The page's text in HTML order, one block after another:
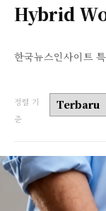
Hybrid
한국뉴스인사이트
정렬 기
준